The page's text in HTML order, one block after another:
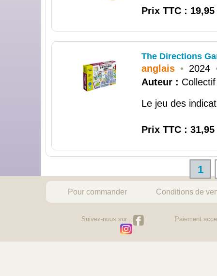
Prix TTC : 19,95
The Directions
anglais • 2024
Auteur : Collectif
Le jeu des
Prix TTC : 31,95
1
Pour commander Conditions de
Suivez-nous sur : Paiement